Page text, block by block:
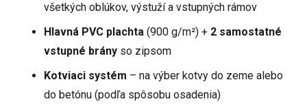
všetkých oblúkov, výstuží a vstupných rámov
Hlavná PVC plachta (900 g/m²) + 2 samostatné
vstupné brány so zipsom
Kotviaci systém – na výber kotvy do zeme alebo
do betónu (podľa spôsobu osadenia)